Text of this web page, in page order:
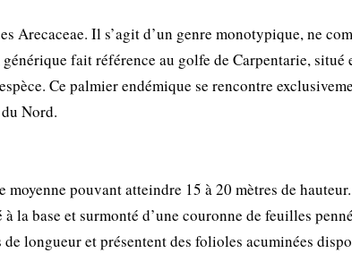
Arecaceae. Il s’agit d’un genre monotypique, ne
générique fait référence au golfe de Carpentarie, situé
Ce palmier endémique se rencontre
Nord.
pouvant atteindre 15 à 20 mètres de
la base et surmonté d’une couronne de feuilles
longueur et présentent des folioles acuminées